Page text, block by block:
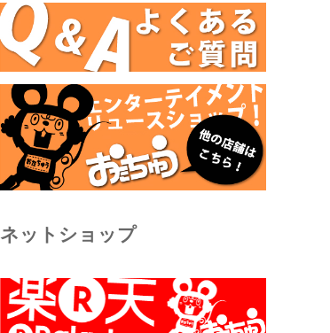
ネットショップ